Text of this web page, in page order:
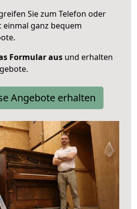
Sie zum Telefon oder
einmal ganz bequem
Formular aus und erhalten
Angebote erhalten